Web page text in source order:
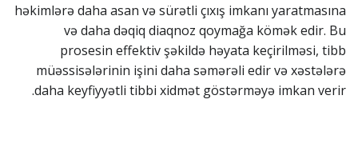
həkimlərə daha asan və sürətli çıxış imkanı yaratmasına
və daha dəqiq diaqnoz qoymağa kömək edir. Bu
prosesin effektiv şəkildə həyata keçirilməsi, tibb
müəssisələrinin işini daha səmərəli edir və xəstələrə
daha keyfiyyətli tibbi xidmət göstərməyə imkan verir.